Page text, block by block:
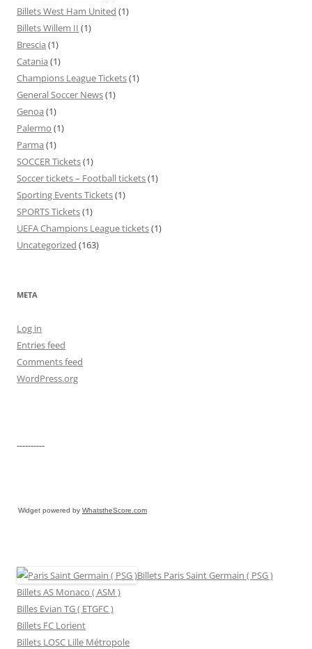
Billets West Ham United (1)
Billets Willem II (1)
Brescia (1)
Catania (1)
Champions League Tickets(1)
General Soccer News(1)
Genoa (1)
Palermo (1)
Parma (1)
SOCCER Tickets(1)
Soccer tickets – Football tickets(1)
Sporting Events Tickets(1)
SPORTS Tickets(1)
UEFA Champions League tickets(1)
Uncategorized (163)
META
Log in
Entries feed
Comments feed
WordPress.org
----------
Widget powered by WhatstheScore.com
Billets Paris Saint Germain ( PSG )
Billets AS Monaco ( ASM )
Billes Evian TG ( ETGFC )
Billets FC Lorient
Billets LOSC Lille Métropole